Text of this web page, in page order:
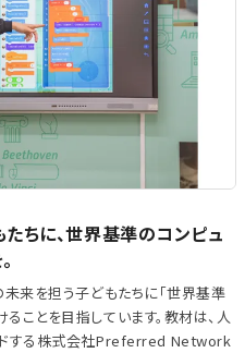
ちに、世界基準のコンピュ
来を担う子どもたちに「世界基準
ことを目指しています。教材は、人
ドする株式会社Preferred Network